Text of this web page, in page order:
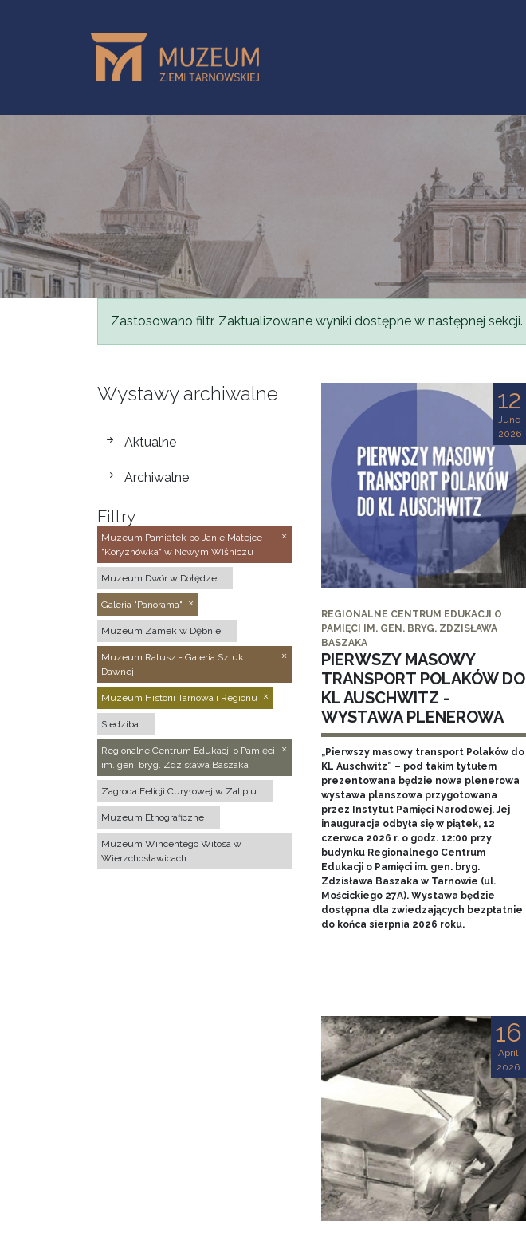
Status message
Zastosowano filtr. Zaktualizowane wyniki dostępne w następnej sekcji.
Wystawy archiwalne
wystawy
Aktualne
Archiwalne
Filtry
Muzeum Pamiątek po Janie Matejce
"Koryznówka" w Nowym Wiśniczu
Muzeum Dwór w Dołędze
Galeria "Panorama"
Muzeum Zamek w Dębnie
Muzeum Ratusz - Galeria Sztuki
Dawnej
Muzeum Historii Tarnowa i Regionu
Siedziba
Regionalne Centrum Edukacji o Pamięci
im. gen. bryg. Zdzisława Baszaka
Zagroda Felicji Curyłowej w Zalipiu
Muzeum Etnograficzne
Muzeum Wincentego Witosa w
Wierzchosławicach
12
June
2026
REGIONALNE CENTRUM EDUKACJI O
PAMIĘCI IM. GEN. BRYG. ZDZISŁAWA
BASZAKA
PIERWSZY MASOWY
TRANSPORT POLAKÓW DO
KL AUSCHWITZ -
WYSTAWA PLENEROWA
„Pierwszy masowy transport Polaków do
KL Auschwitz” – pod takim tytułem
prezentowana będzie nowa plenerowa
wystawa planszowa przygotowana
przez Instytut Pamięci Narodowej. Jej
inauguracja odbyła się w piątek, 12
czerwca 2026 r. o godz. 12:00 przy
budynku Regionalnego Centrum
Edukacji o Pamięci im. gen. bryg.
Zdzisława Baszaka w Tarnowie (ul.
Mościckiego 27A). Wystawa będzie
dostępna dla zwiedzających bezpłatnie
do końca sierpnia 2026 roku.
16
April
2026